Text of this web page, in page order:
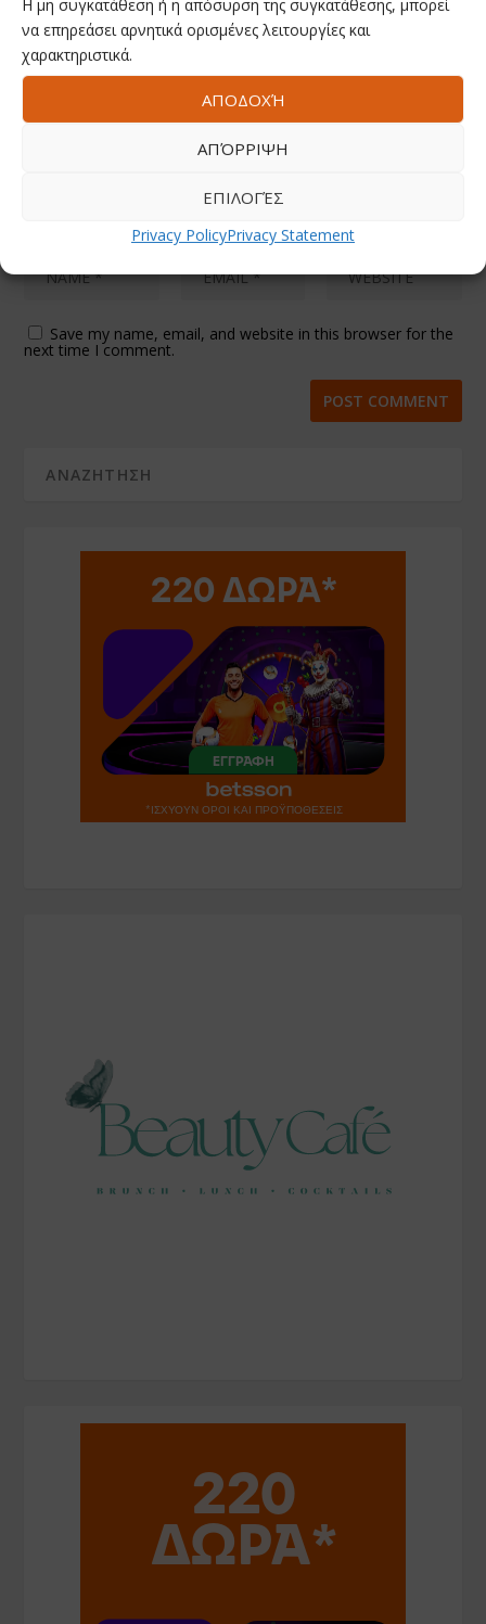
Η μη συγκατάθεση ή η απόσυρση της συγκατάθεσης, μπορεί
να επηρεάσει αρνητικά ορισμένες λειτουργίες και
χαρακτηριστικά.
ΑΠΟΔΟΧΉ
ΑΠΌΡΡΙΨΗ
ΕΠΙΛΟΓΈΣ
Privacy PolicyPrivacy Statement
Save my name, email, and website in this browser for the
next time I comment.